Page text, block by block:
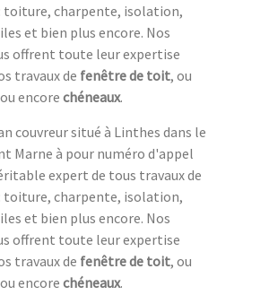
toiture, charpente, isolation,
et bien plus encore. Nos
offrent toute leur expertise
travaux de fenêtre de toit, ou
ou encore chéneaux.
couvreur situé à Linthes dans le
Marne à pour numéro d'appel
expert de tous travaux de
toiture, charpente, isolation,
et bien plus encore. Nos
offrent toute leur expertise
travaux de fenêtre de toit, ou
ou encore chéneaux.